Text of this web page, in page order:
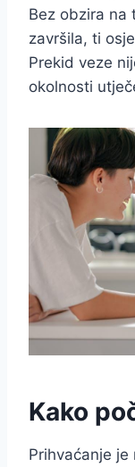
Bez obzira na
završila, ti
Prekid veze
okolnosti
Kako
Prihvaćanje je